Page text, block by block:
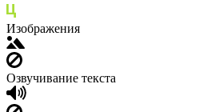
Изображения
Озвучивание текста